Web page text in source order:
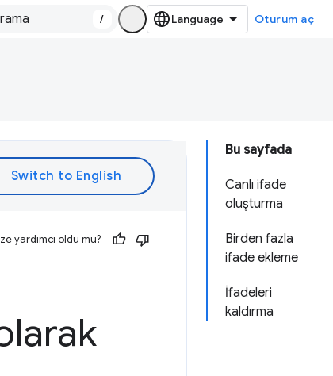
/ Oturum aç
Bu sayfada
Canlı ifade
oluşturma
Birden fazla
ifade ekleme
İfadeleri
kaldırma
yardımcı oldu mu?